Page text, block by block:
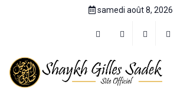
samedi août 8, 2026